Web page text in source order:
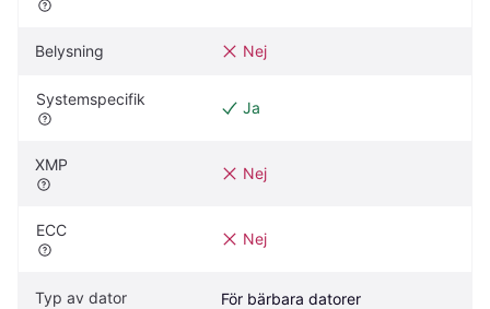
Belysning Nej
Systemspecifik Ja
XMP Nej
ECC Nej
Typ av dator För bärbara datorer